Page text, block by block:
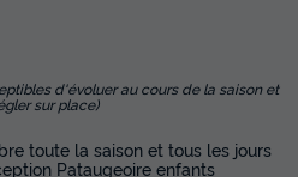
d'évoluer au cours de la saison et
sur place)
toute la saison et tous les jours
Pataugeoire enfants